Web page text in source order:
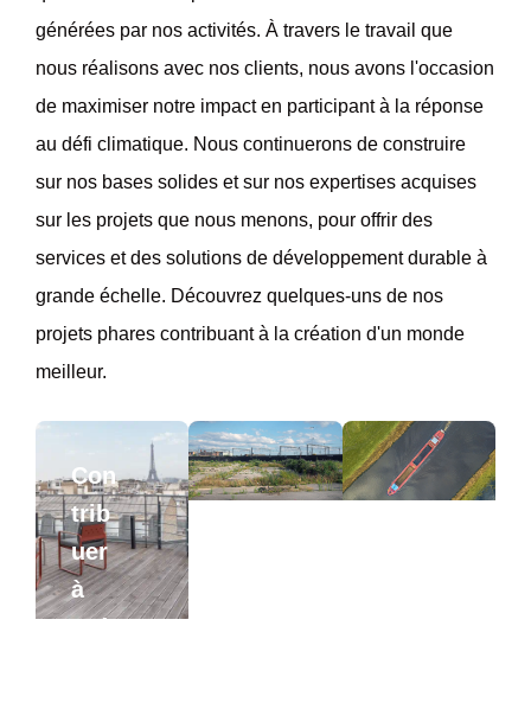
générées par nos activités. À travers le travail que
nous réalisons avec nos clients, nous avons l'occasion
de maximiser notre impact en participant à la réponse
au défi climatique. Nous continuerons de construire
sur nos bases solides et sur nos expertises acquises
sur les projets que nous menons, pour offrir des
services et des solutions de développement durable à
grande échelle. Découvrez quelques-uns de nos
projets phares contribuant à la création d'un monde
meilleur.
Con
trib
uer
à
red